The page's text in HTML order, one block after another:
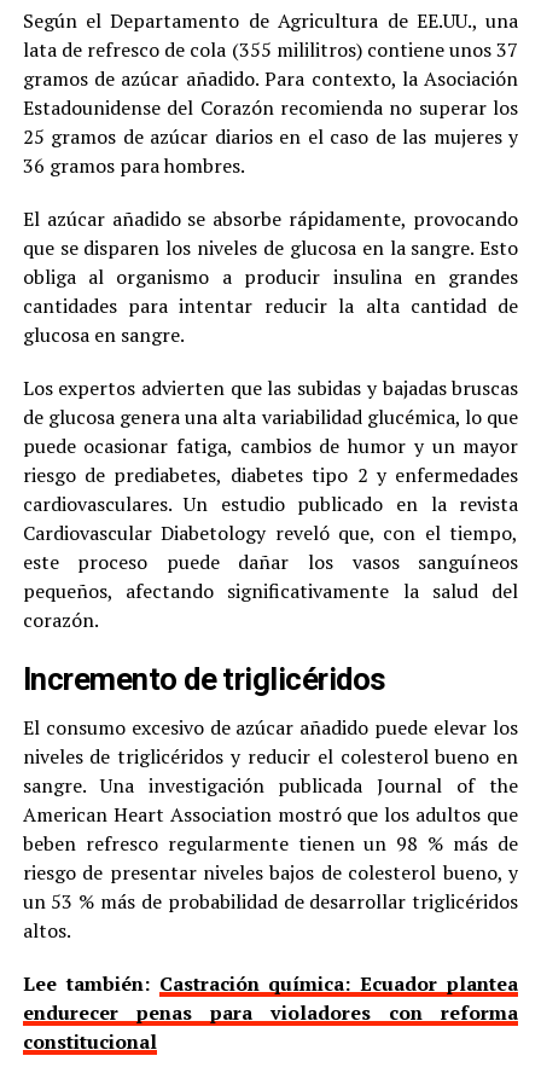
Según el Departamento de Agricultura de EE.UU., una
lata de refresco de cola (355 mililitros) contiene unos 37
gramos de azúcar añadido. Para contexto, la Asociación
Estadounidense del Corazón recomienda no superar los
25 gramos de azúcar diarios en el caso de las mujeres y
36 gramos para hombres.
El azúcar añadido se absorbe rápidamente, provocando
que se disparen los niveles de glucosa en la sangre. Esto
obliga al organismo a producir insulina en grandes
cantidades para intentar reducir la alta cantidad de
glucosa en sangre.
Los expertos advierten que las subidas y bajadas bruscas
de glucosa genera una alta variabilidad glucémica, lo que
puede ocasionar fatiga, cambios de humor y un mayor
riesgo de prediabetes, diabetes tipo 2 y enfermedades
cardiovasculares. Un estudio publicado en la revista
Cardiovascular Diabetology reveló que, con el tiempo,
este proceso puede dañar los vasos sanguíneos
pequeños, afectando significativamente la salud del
corazón.
Incremento de triglicéridos
El consumo excesivo de azúcar añadido puede elevar los
niveles de triglicéridos y reducir el colesterol bueno en
sangre. Una investigación publicada Journal of the
American Heart Association mostró que los adultos que
beben refresco regularmente tienen un 98 % más de
riesgo de presentar niveles bajos de colesterol bueno, y
un 53 % más de probabilidad de desarrollar triglicéridos
altos.
Lee también: Castración química: Ecuador plantea
endurecer penas para violadores con reforma
constitucional